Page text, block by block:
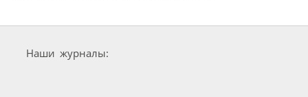
Наши журналы: